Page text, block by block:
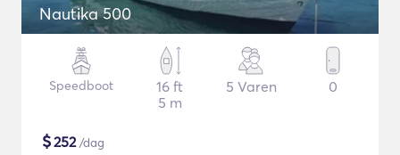
Nautika 500
Speedboot
16 ft
5 m
5 Varen 0
$252/dag